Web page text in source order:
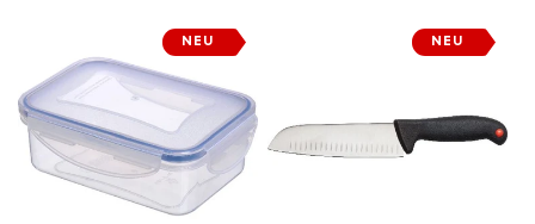
Schwarz
Menge
für
Title
NEU NEU